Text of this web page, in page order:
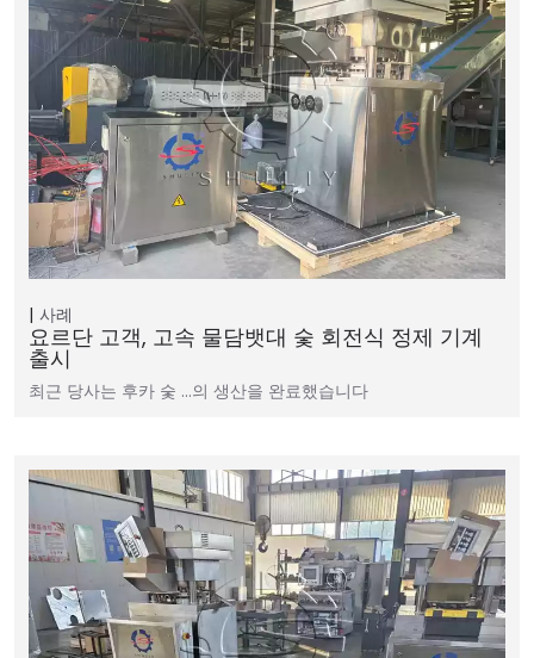
사례
요르단 고객, 고속 물담뱃대 숯 회전식 정제 기계
출시
최근 당사는 후카 숯 …의 생산을 완료했습니다